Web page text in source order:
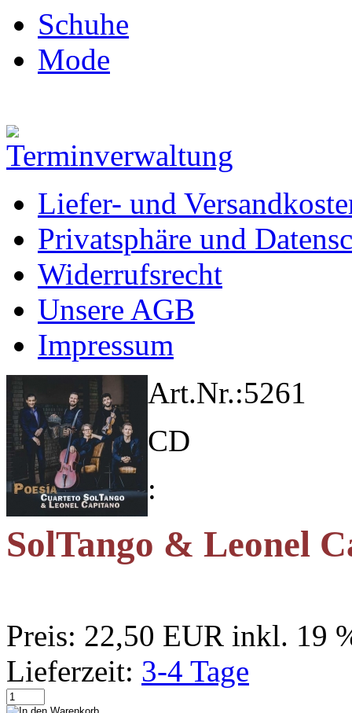
Schuhe
Mode
Liefer- und
Privatsphäre und
Widerrufsrecht
Unsere AGB
Impressum
Art.Nr.:5261
CD
:
SolTango & Leonel
Preis: 22,50 EUR inkl. 19
Lieferzeit: 3-4 Tage